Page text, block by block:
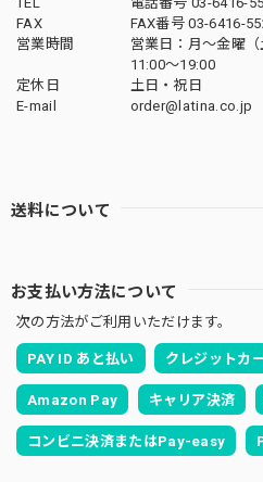
FAX
FAX番号 03-6416-
営業時間
営業日：月〜金曜（
11:00〜19:00
定休日
土日・祝日
E-mail
order@latina.co.jp
送料について
お支払い方法について
次の方法がご利用いただけます。
PAY ID あと払い クレジットカ
Amazon Pay キャリア決済
コンビニ決済またはPay-easy